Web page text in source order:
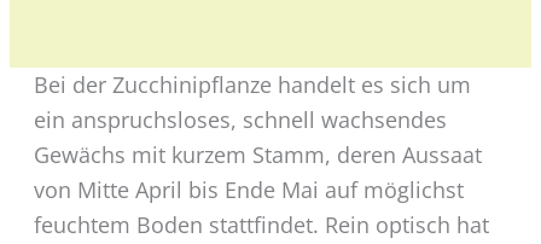
Bei der Zucchinipflanze handelt es sich um
ein anspruchsloses, schnell wachsendes
Gewächs mit kurzem Stamm, deren Aussaat
von Mitte April bis Ende Mai auf möglichst
feuchtem Boden stattfindet. Rein optisch hat